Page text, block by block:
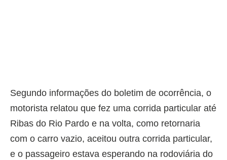
Segundo informações do boletim de ocorrência, o
motorista relatou que fez uma corrida particular até
Ribas do Rio Pardo e na volta, como retornaria
com o carro vazio, aceitou outra corrida particular,
e o passageiro estava esperando na rodoviária do